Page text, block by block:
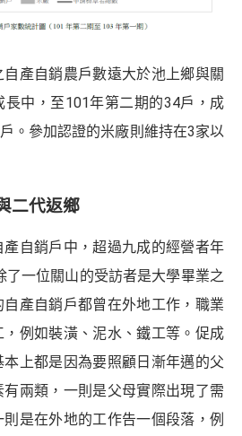
產自銷農戶數遠大於池上鄉與關
長中，至101年第二期的34戶，成
。參加認證的米廠則維持在3家以
二代返鄉
自銷戶中，超過九成的經營者年
一位關山的受訪者是大學畢業之
產自銷戶都曾在外地工作，職業
例如裝潢、泥水、鐵工等。促成
上都是因為要照顧日漸年邁的父
兩類，一則是父母實際出現了需
是在外地的工作告一個段落，例